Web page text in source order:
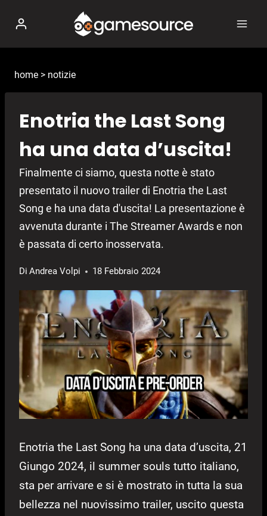
contenuto
home > notizie
Enotria the Last Song
ha una data d’uscita!
Finalmente ci siamo, questa notte è stato
presentato il nuovo trailer di Enotria the Last
Song e ha una data d'uscita! La presentazione è
avvenuta durante i The Streamer Awards e non
è passata di certo inosservata.
Di Andrea Volpi 18 Febbraio 2024
Enotria the Last Song ha una data d’uscita, 21
Giungo 2024, il summer souls tutto italiano,
sta per arrivare e si è mostrato in tutta la sua
bellezza nel nuovissimo trailer, uscito questa